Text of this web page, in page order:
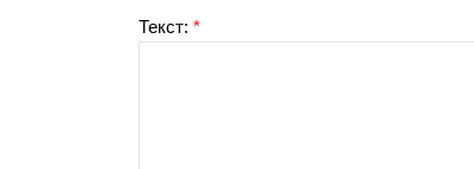
Текст: *